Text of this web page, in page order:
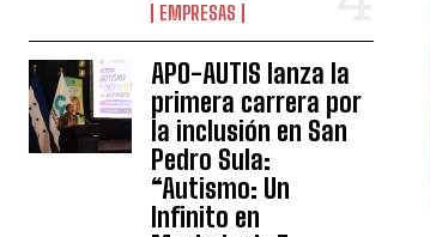
EMPRESAS
APO-AUTIS lanza la
primera carrera por
la inclusión en San
Pedro Sula:
“Autismo: Un
Infinito en